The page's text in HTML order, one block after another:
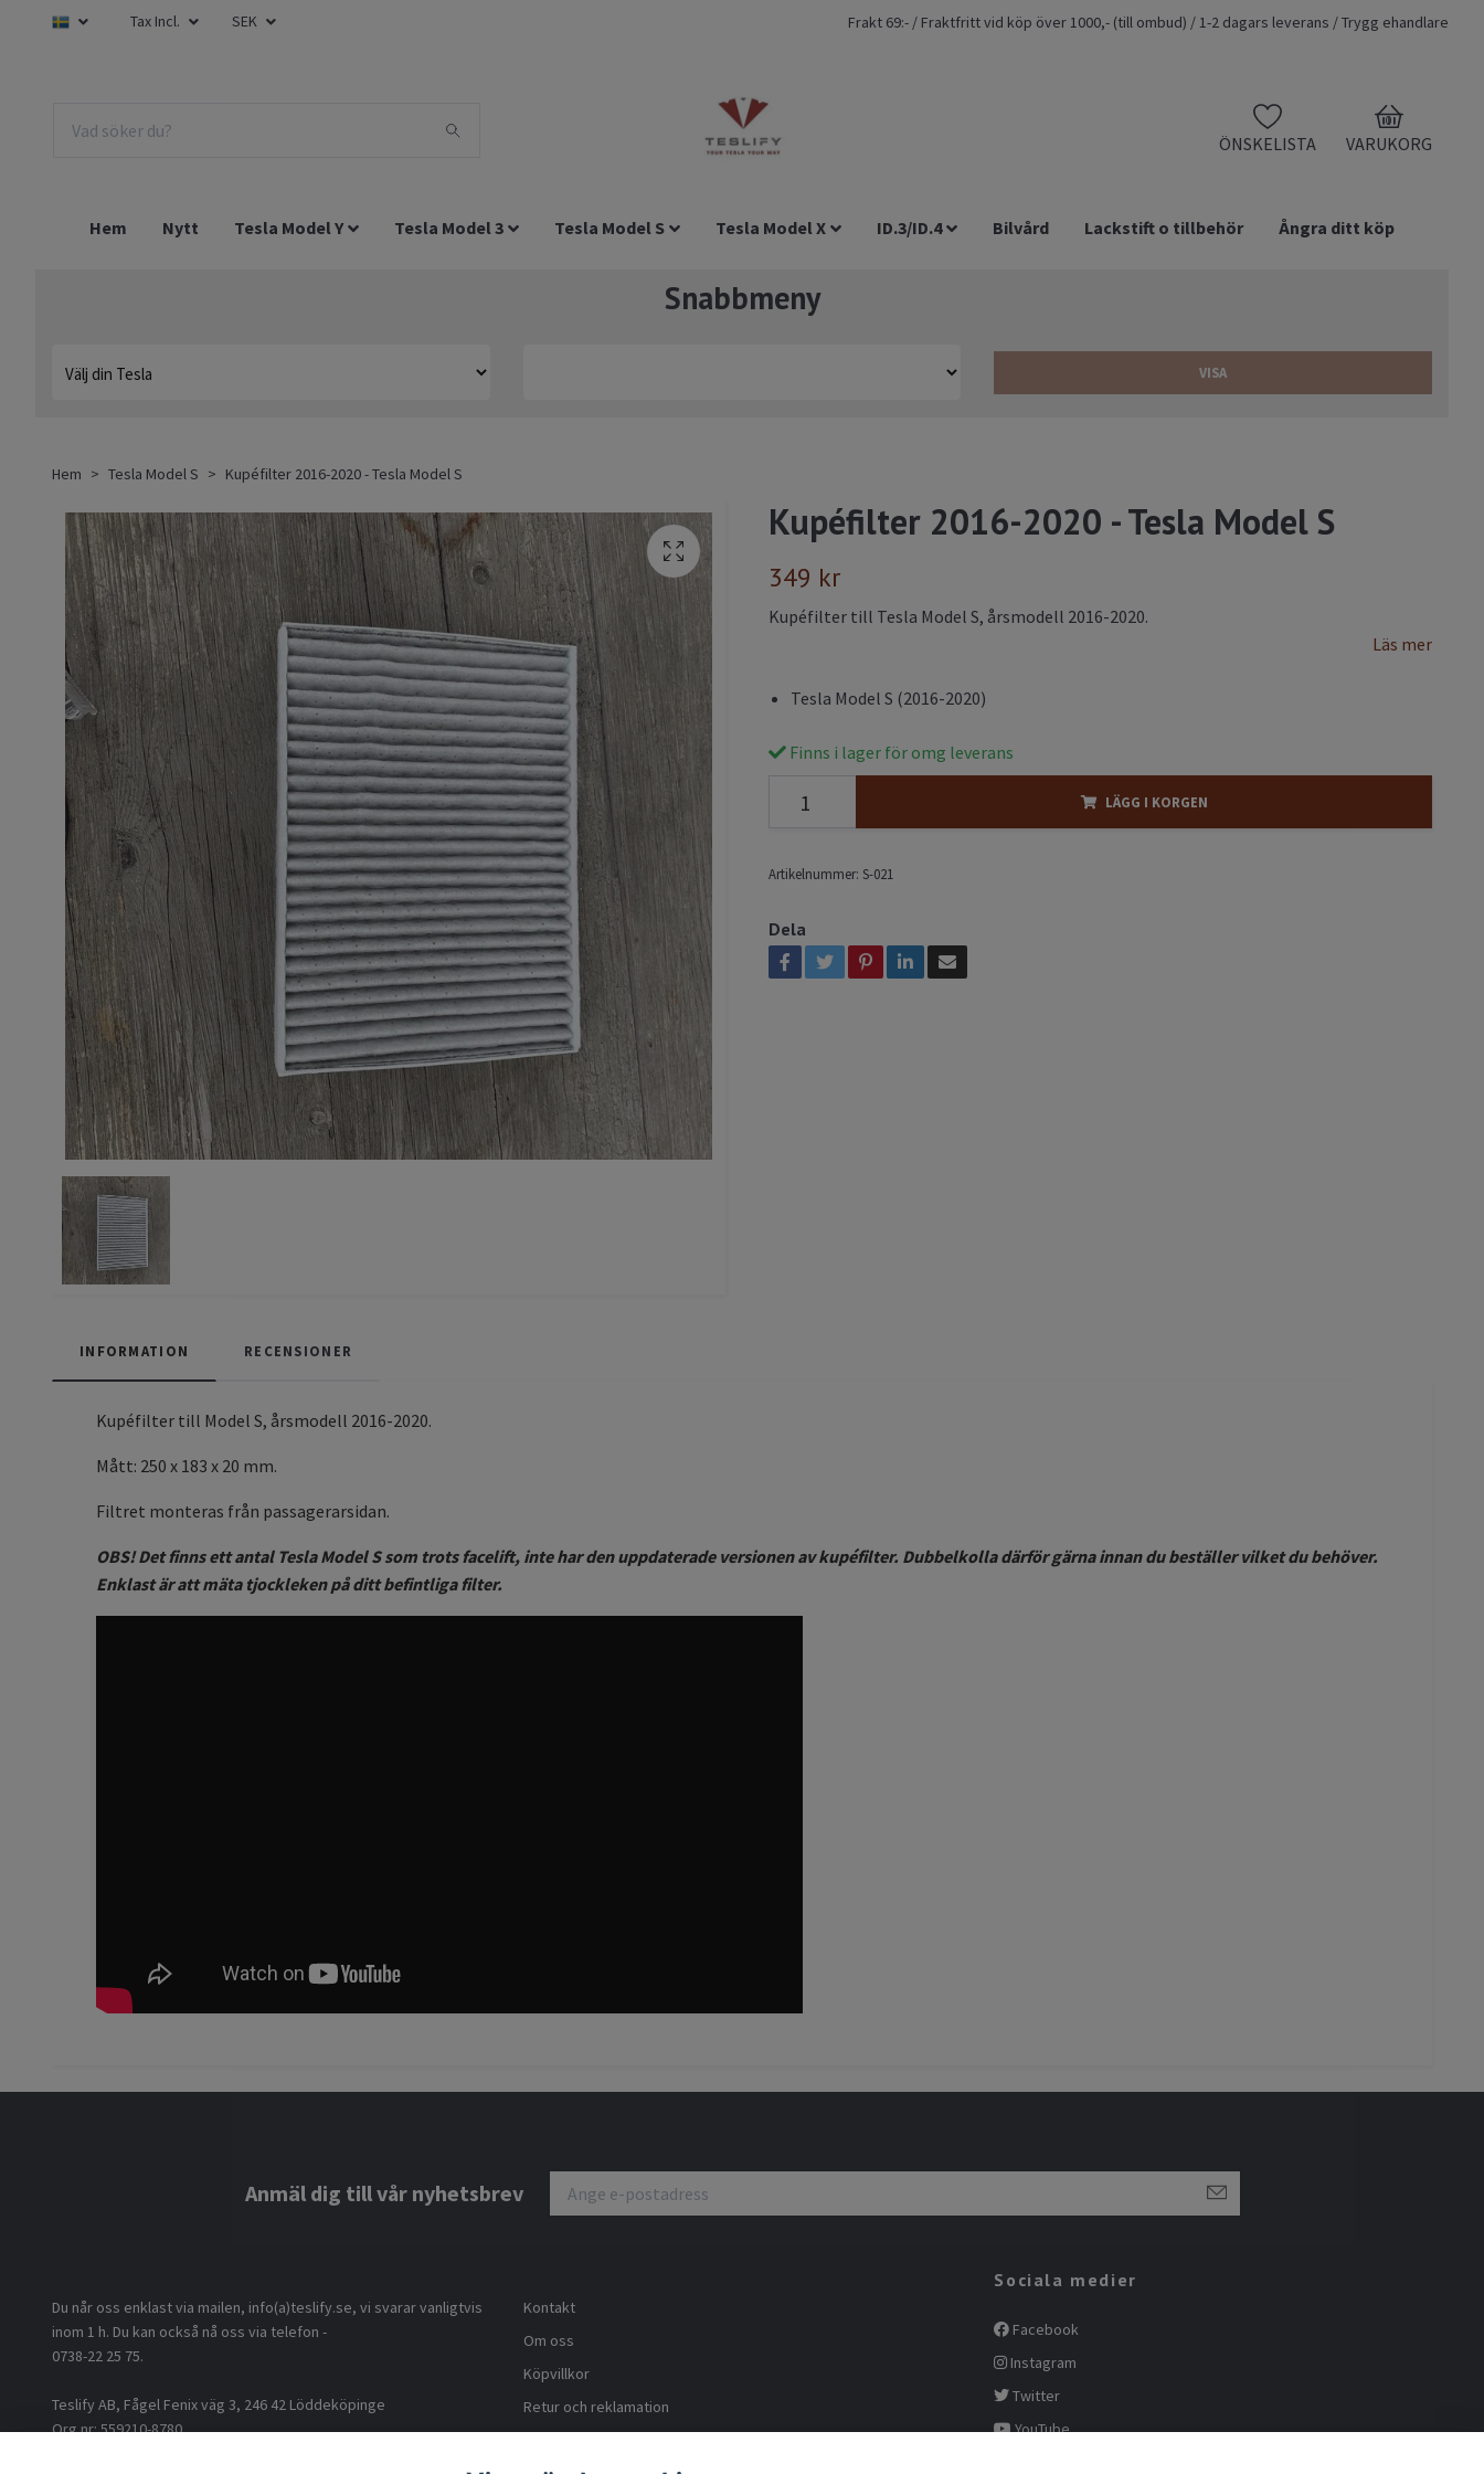
Tax Incl. SEK Frakt 69:- / Fraktfritt vid köp över 1000,- (till ombud) / 1-2 dagars leverans / Trygg ehandlare
ÖNSKELISTA
0
VARUKORG
Hem Nytt Tesla Model Y Tesla Model 3 Tesla Model S Tesla Model X ID.3/ID.4 Bilvård Lackstift o tillbehör Ångra ditt köp
Snabbmeny
VISA
Hem Tesla Model S Kupéfilter 2016-2020 - Tesla Model S
Kupéfilter 2016-2020 - Tesla Model S
349 kr
Kupéfilter till Tesla Model S, årsmodell 2016-2020.
Läs mer
Tesla Model S (2016-2020)
Finns i lager för omg leverans
LÄGG I KORGEN
Artikelnummer: S-021
Dela
INFORMATION RECENSIONER
Kupéfilter till Model S, årsmodell 2016-2020.
Mått: 250 x 183 x 20 mm.
Filtret monteras från passagerarsidan.
OBS! Det finns ett antal Tesla Model S som trots facelift, inte har den uppdaterade versionen av kupéfilter. Dubbelkolla därför gärna innan du beställer vilket du behöver.
Enklast är att mäta tjockleken på ditt befintliga filter.
Anmäl dig till vår nyhetsbrev
Du når oss enklast via mailen, info(a)teslify.se, vi svarar vanligtvis
inom 1 h. Du kan också nå oss via telefon -
0738-22 25 75.
Teslify AB, Fågel Fenix väg 3, 246 42 Löddeköpinge
Org nr: 559210-8780
Kontakt
Om oss
Köpvillkor
Retur och reklamation
Sociala medier
Facebook
Instagram
Twitter
YouTube